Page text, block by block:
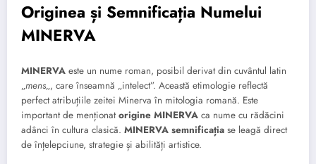
Originea și Semnificația Numelui
MINERVA
MINERVA este un nume roman, posibil derivat din cuvântul latin
„mens„, care înseamnă „intelect”. Această etimologie reflectă
perfect atribuțiile zeitei Minerva în mitologia romană. Este
important de menționatorigine MINERVA ca nume cu rădăcini
adânci în cultura clasică. MINERVA semnificația se leagă direct
de înțelepciune, strategie și abilități artistice.